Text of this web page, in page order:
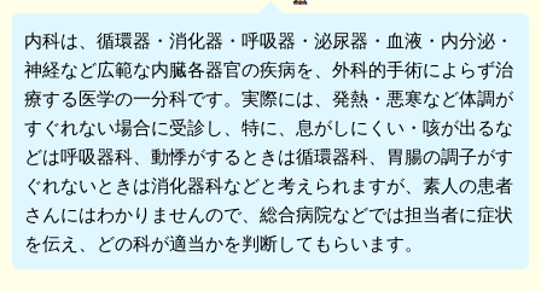
内科は、循環器・消化器・呼吸器・泌尿器・血液・内分泌・
神経など広範な内臓各器官の疾病を、外科的手術によらず治
療する医学の一分科です。実際には、発熱・悪寒など体調が
すぐれない場合に受診し、特に、息がしにくい・咳が出るな
どは呼吸器科、動悸がするときは循環器科、胃腸の調子がす
ぐれないときは消化器科などと考えられますが、素人の患者
さんにはわかりませんので、総合病院などでは担当者に症状
を伝え、どの科が適当かを判断してもらいます。